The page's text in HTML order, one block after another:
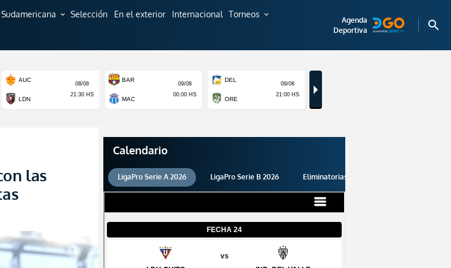
expand_more Selección En el exterior Internacional Torneos expand_more
Agenda
Deportiva
search
las
Calendario
LigaPro Serie A 2026 LigaPro Serie B 2026 Eliminatorias 2026